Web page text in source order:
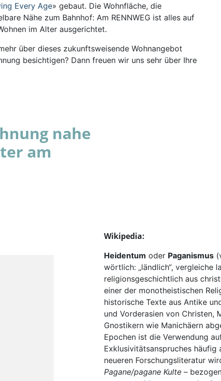
Every Age» gebaut. Die Wohnfläche, die
Nähe zum Bahnhof: Am RENNWEG ist alles auf
im Alter ausgerichtet.
über dieses zukunftsweisende Wohnangebot
besichtigen? Dann freuen wir uns sehr über Ihre
nahe
am
Wikipedia:
Heidentum oder Paganismus
wörtlich: „ländlich“, vergleiche
religionsgeschichtlich aus
einer der monotheistischen
historische Texte aus Antike
und Vorderasien von Christen,
Gnostikern wie Manichäern
Epochen ist die Verwendung
Exklusivitätsanspruches
neueren Forschungsliteratur
Pagane/pagane Kulte–